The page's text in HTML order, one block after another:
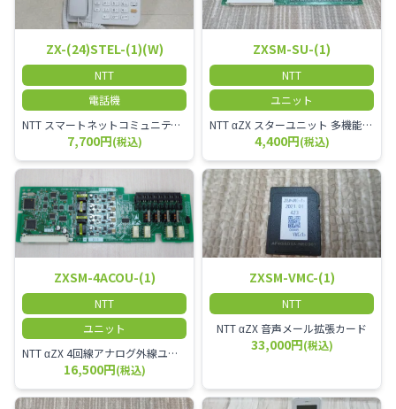
ZX-(24)STEL-(1)(W)
NTT
電話機
NTT スマートネットコミュニティαZX 24ボタンスター標準電話機
7,700円(税込)
ZXSM-SU-(1)
NTT
ユニット
NTT αZX スターユニット 多機能電話機ユニット
4,400円(税込)
ZXSM-4ACOU-(1)
NTT
ユニット
NTT αZX 4回線アナログ外線ユニット アナログ4ch収容ユニット
16,500円(税込)
ZXSM-VMC-(1)
NTT
NTT αZX 音声メール拡張カード
33,000円(税込)